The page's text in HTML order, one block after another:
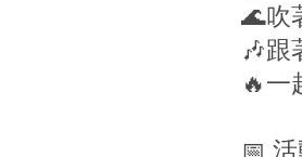
🌊吹
🎶跟
🔥一
📅